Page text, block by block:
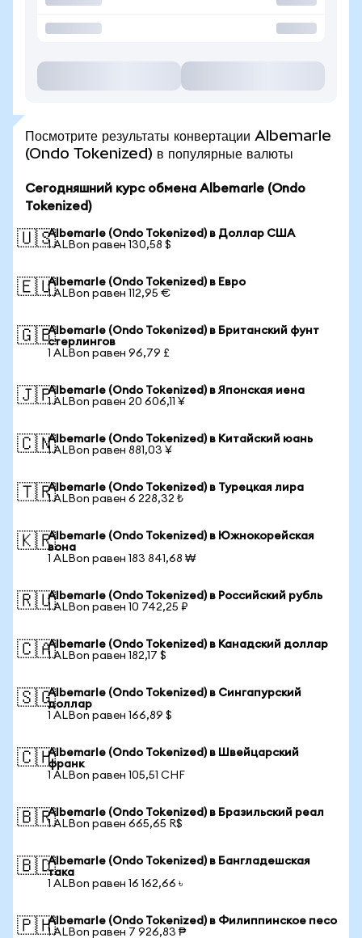
Посмотрите результаты конвертации Albemarle
(Ondo Tokenized) в популярные валюты
Сегодняшний курс обмена Albemarle (Ondo
Tokenized)
🇺🇸Albemarle (Ondo Tokenized) в Доллар США
1 ALBon равен 130,58 $
🇪🇺Albemarle (Ondo Tokenized) в Евро
1 ALBon равен 112,95 €
🇬🇧Albemarle (Ondo Tokenized) в Британский фунт
стерлингов
1 ALBon равен 96,79 £
🇯🇵Albemarle (Ondo Tokenized) в Японская иена
1 ALBon равен 20 606,11 ¥
🇨🇳Albemarle (Ondo Tokenized) в Китайский юань
1 ALBon равен 881,03 ¥
🇹🇷Albemarle (Ondo Tokenized) в Турецкая лира
1 ALBon равен 6 228,32 ₺
🇰🇷Albemarle (Ondo Tokenized) в Южнокорейская
вона
1 ALBon равен 183 841,68 ₩
🇷🇺Albemarle (Ondo Tokenized) в Российский рубль
1 ALBon равен 10 742,25 ₽
🇨🇦Albemarle (Ondo Tokenized) в Канадский доллар
1 ALBon равен 182,17 $
🇸🇬Albemarle (Ondo Tokenized) в Сингапурский
доллар
1 ALBon равен 166,89 $
🇨🇭Albemarle (Ondo Tokenized) в Швейцарский
франк
1 ALBon равен 105,51 CHF
🇧🇷Albemarle (Ondo Tokenized) в Бразильский реал
1 ALBon равен 665,65 R$
🇧🇩Albemarle (Ondo Tokenized) в Бангладешская
така
1 ALBon равен 16 162,66 ৳
🇵🇭Albemarle (Ondo Tokenized) в Филиппинское песо
1 ALBon равен 7 926,83 ₱